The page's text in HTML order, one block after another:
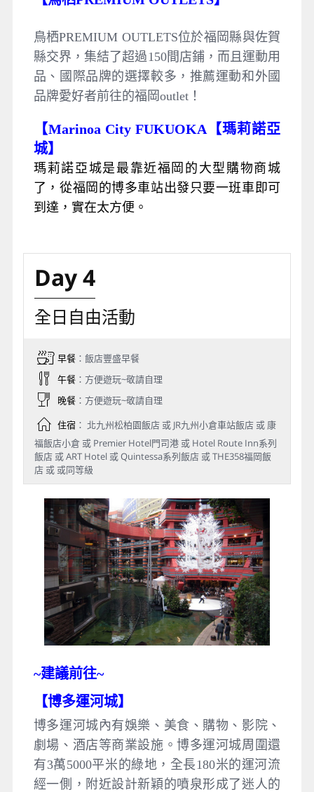
鳥栖PREMIUM OUTLETS位於福岡縣與佐賀
縣交界，集結了超過150間店鋪，而且運動用
品、國際品牌的選擇較多，推薦運動和外國
品牌愛好者前往的福岡outlet！
【Marinoa City FUKUOKA【瑪莉諾亞
城】
瑪莉諾亞城是最靠近福岡的大型購物商城
了，從福岡的博多車站出發只要一班車即可
到達，實在太方便。
Day 4
全日自由活動
早餐：飯店豐盛早餐
午餐：方便遊玩~敬請自理
晚餐：方便遊玩~敬請自理
住宿： 北九州松柏園飯店 或 JR九州小倉車站飯店 或 康
福飯店小倉 或 Premier Hotel門司港 或 Hotel Route Inn系列
飯店 或 ART Hotel 或 Quintessa系列飯店 或 THE358福岡飯
店 或 或同等級
~建議前往~
【博多運河城】
博多運河城內有娛樂、美食、購物、影院、
劇場、酒店等商業設施。博多運河城周圍還
有3萬5000平米的綠地，全長180米的運河流
經一側，附近設計新穎的噴泉形成了迷人的